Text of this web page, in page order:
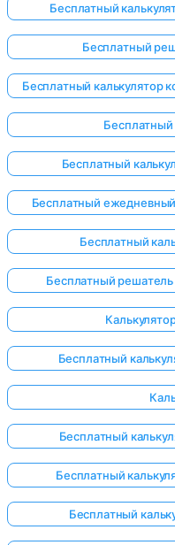
Бесплатный
Бесплатный
Бесплатный калькулятор
Бесплатный
Бесплатный
Бесплатный
Бесплатный
Бесплатный
Бесплатный
Бесплатный
Бесплатный
Бесплатный